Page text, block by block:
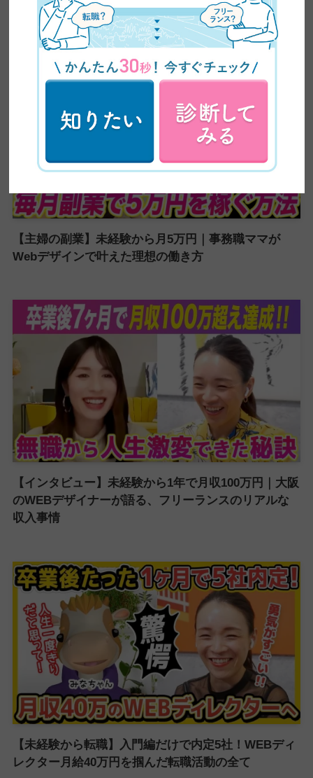
介が止まらない売り込み術がやばい
【主婦の副業】未経験から月5万円｜事務職ママが
Webデザインで叶えた理想の働き方
【インタビュー】未経験から1年で月収100万円｜大阪
のWEBデザイナーが語る、フリーランスのリアルな
収入事情
【未経験から転職】入門編だけで内定5社！WEBディ
レクター月給40万円を掴んだ転職活動の全て